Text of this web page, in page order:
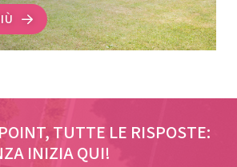
TUTTE LE RISPOSTE:
INIZIA QUI!